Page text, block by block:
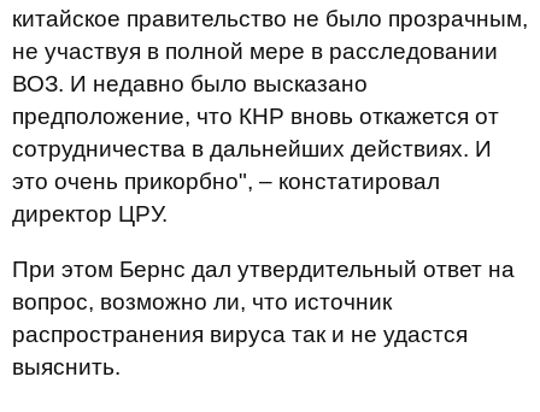
китайское правительство не было прозрачным,
не участвуя в полной мере в расследовании
ВОЗ. И недавно было высказано
предположение, что КНР вновь откажется от
сотрудничества в дальнейших действиях. И
это очень прикорбно", – констатировал
директор ЦРУ.
При этом Бернс дал утвердительный ответ на
вопрос, возможно ли, что источник
распространения вируса так и не удастся
выяснить.